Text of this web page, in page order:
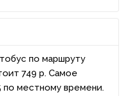
по маршруту
749 р. Самое
по местному времени.